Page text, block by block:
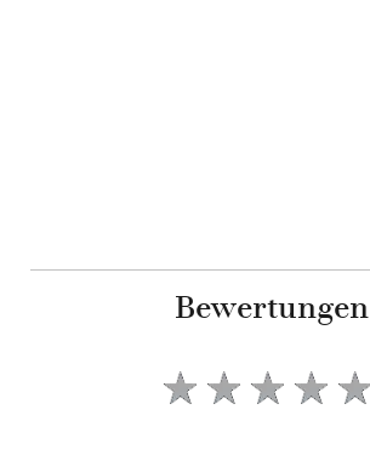
Bewertungen